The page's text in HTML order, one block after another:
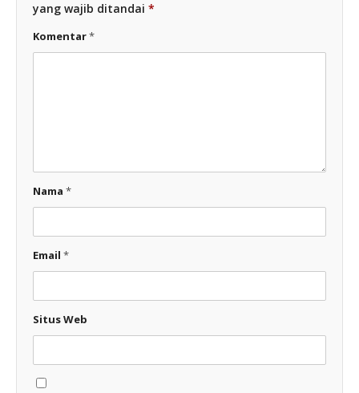
yang wajib ditandai *
Komentar*
Nama *
Email *
Situs Web